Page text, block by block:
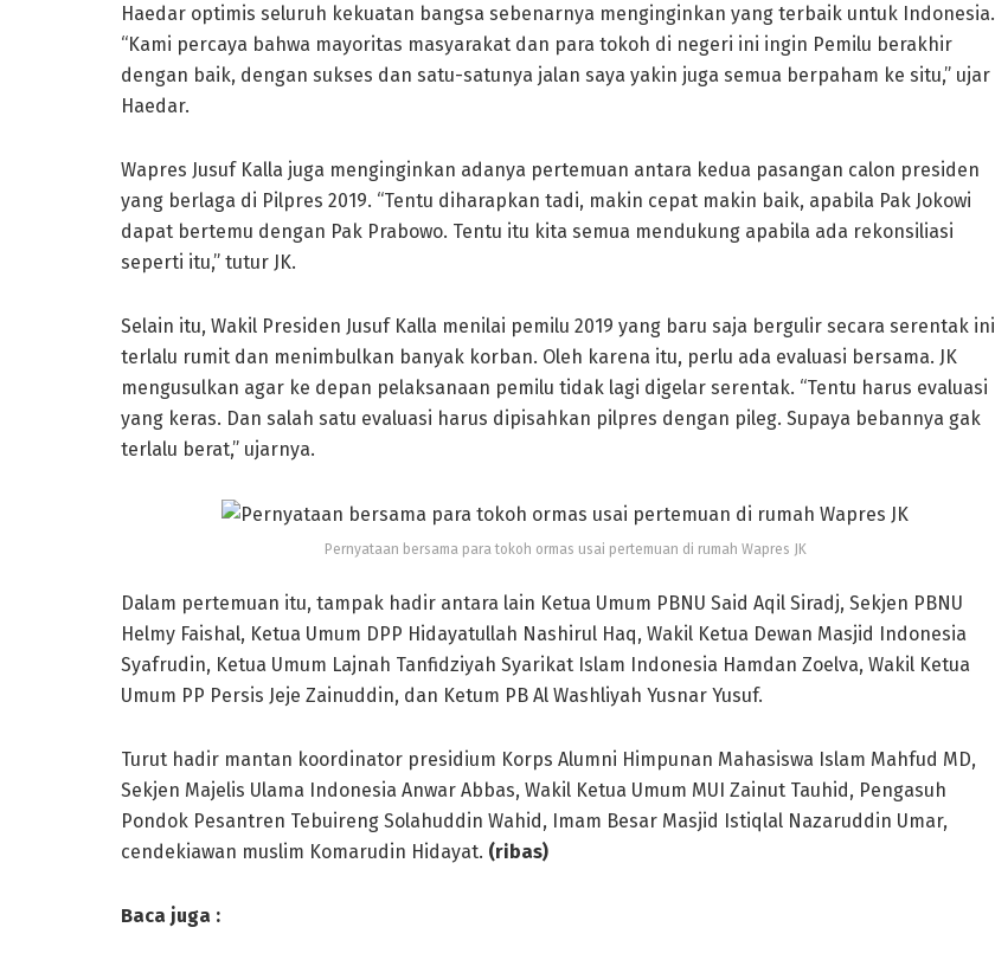
Haedar optimis seluruh kekuatan bangsa sebenarnya menginginkan yang terbaik untuk Indonesia.
“Kami percaya bahwa mayoritas masyarakat dan para tokoh di negeri ini ingin Pemilu berakhir
dengan baik, dengan sukses dan satu-satunya jalan saya yakin juga semua berpaham ke situ,” ujar
Haedar.
Wapres Jusuf Kalla juga menginginkan adanya pertemuan antara kedua pasangan calon presiden
yang berlaga di Pilpres 2019. “Tentu diharapkan tadi, makin cepat makin baik, apabila Pak Jokowi
dapat bertemu dengan Pak Prabowo. Tentu itu kita semua mendukung apabila ada rekonsiliasi
seperti itu,” tutur JK.
Selain itu, Wakil Presiden Jusuf Kalla menilai pemilu 2019 yang baru saja bergulir secara serentak ini
terlalu rumit dan menimbulkan banyak korban. Oleh karena itu, perlu ada evaluasi bersama. JK
mengusulkan agar ke depan pelaksanaan pemilu tidak lagi digelar serentak. “Tentu harus evaluasi
yang keras. Dan salah satu evaluasi harus dipisahkan pilpres dengan pileg. Supaya bebannya gak
terlalu berat,” ujarnya.
Pernyataan bersama para tokoh ormas usai pertemuan di rumah Wapres JK
Dalam pertemuan itu, tampak hadir antara lain Ketua Umum PBNU Said Aqil Siradj, Sekjen PBNU
Helmy Faishal, Ketua Umum DPP Hidayatullah Nashirul Haq, Wakil Ketua Dewan Masjid Indonesia
Syafrudin, Ketua Umum Lajnah Tanfidziyah Syarikat Islam Indonesia Hamdan Zoelva, Wakil Ketua
Umum PP Persis Jeje Zainuddin, dan Ketum PB Al Washliyah Yusnar Yusuf.
Turut hadir mantan koordinator presidium Korps Alumni Himpunan Mahasiswa Islam Mahfud MD,
Sekjen Majelis Ulama Indonesia Anwar Abbas, Wakil Ketua Umum MUI Zainut Tauhid, Pengasuh
Pondok Pesantren Tebuireng Solahuddin Wahid, Imam Besar Masjid Istiqlal Nazaruddin Umar,
cendekiawan muslim Komarudin Hidayat. (ribas)
Baca juga :